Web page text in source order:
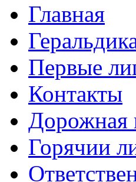
Главная
Первые
Контакты
Дорожная
Горячии